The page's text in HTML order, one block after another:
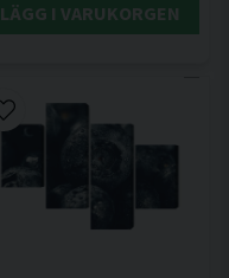
LÄGG I VARUKORGEN